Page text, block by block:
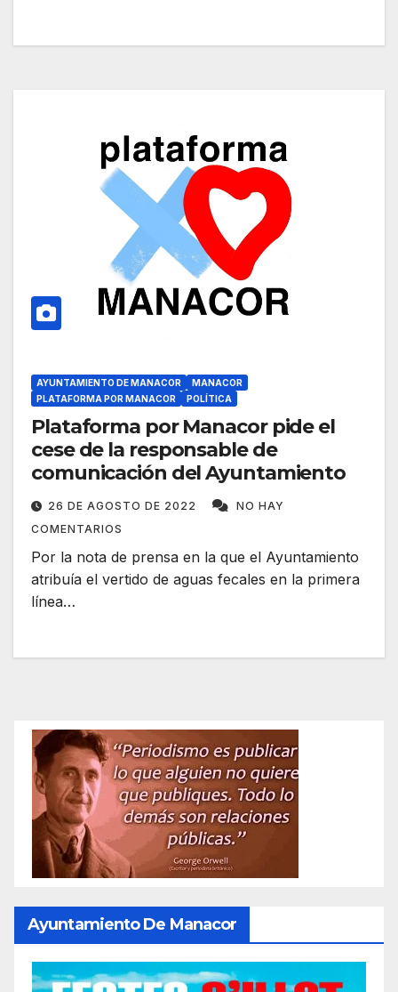
AYUNTAMIENTO DE MANACOR
MANACOR
PLATAFORMA POR MANACOR
POLÍTICA
Plataforma por Manacor pide el
cese de la responsable de
comunicación del Ayuntamiento
26 DE AGOSTO DE 2022
NO HAY
COMENTARIOS
Por la nota de prensa en la que el Ayuntamiento
atribuía el vertido de aguas fecales en la primera
línea…
Ayuntamiento De Manacor